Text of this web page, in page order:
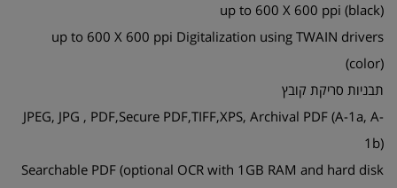
up to 600 X 600 ppi (black)
up to 600 X 600 ppi Digitalization using TWAIN drivers
(color)
תבניות סריקת קובץ
JPEG, JPG , PDF,Secure PDF,TIFF,XPS, Archival PDF (A-1a, A-
1b)
Searchable PDF (optional OCR with 1GB RAM and hard disk